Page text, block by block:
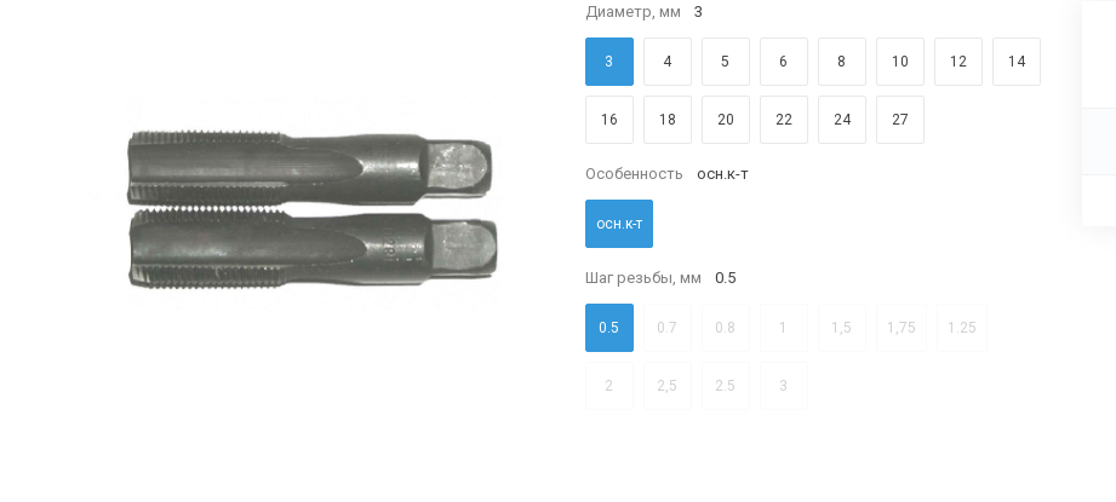
Диаметр, мм 3
3 4 5 6 8 10 12 14
16 18 20 22 24 27
Особенность осн.к-т
осн.к-т
Шаг резьбы, мм 0.5
0.5 0.7 0.8 1 1,5 1,75 1.25
2 2,5 2.5 3